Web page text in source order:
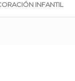
INFANTIL